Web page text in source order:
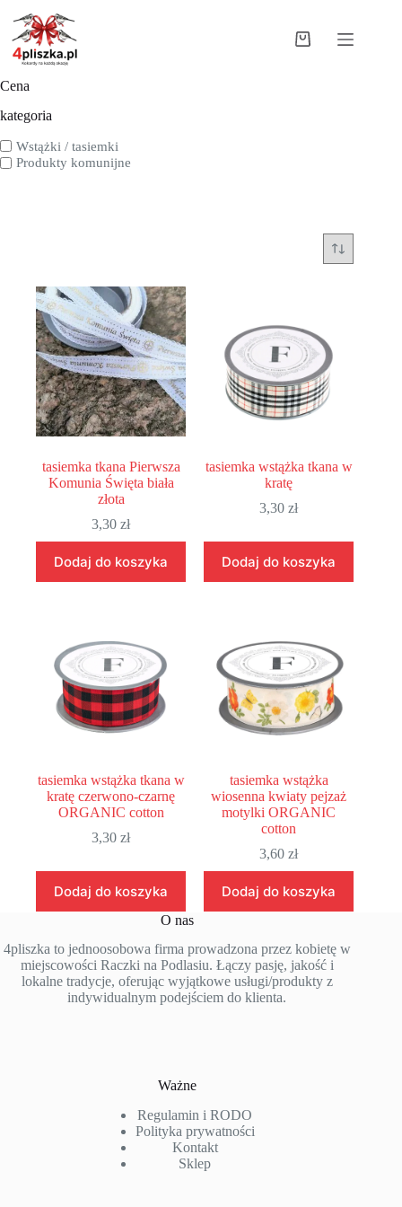
tasiemka tkana Pierwsza
Komunia Święta biała
złota
3,30zł
Dodaj do koszyka
tasiemka wstążka tkana w
kratę
3,30zł
Dodaj do koszyka
tasiemka wstążka tkana w
kratę czerwono-czarnę
ORGANIC cotton
3,30zł
Dodaj do koszyka
tasiemka wstążka
wiosenna kwiaty pejzaż
motylki ORGANIC
cotton
3,60zł
Dodaj do koszyka
Cena
kategoria
Wstążki / tasiemki
Produkty komunijne
O nas
4pliszka to jednoosobowa firma prowadzona przez kobietę w
miejscowości Raczki na Podlasiu. Łączy pasję, jakość i
lokalne tradycje, oferując wyjątkowe usługi/produkty z
indywidualnym podejściem do klienta.
Ważne
Regulamin i RODO
Polityka prywatności
Kontakt
Sklep